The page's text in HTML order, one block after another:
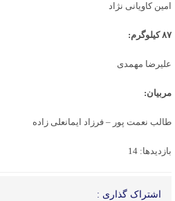
امین کاویانی نژاد
۸۷ کیلوگرم:
علیرضا مهمدی
مربیان:
طالب نعمت پور – فرزاد ایمانعلی زاده
بازدیدها: 14
اشتراک گذاری :